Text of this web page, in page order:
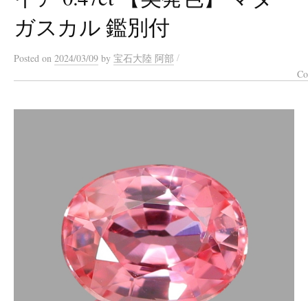
ガスカル 鑑別付
Posted on 2024/03/09 by 宝石大陸 阿部 /